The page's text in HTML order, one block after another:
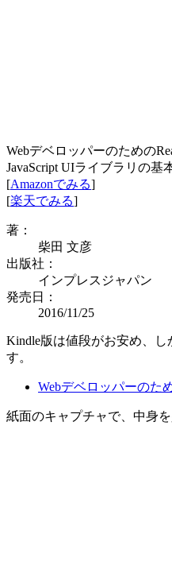
Webデベロッパーのための
JavaScript UIライブラリの基
[Amazonでみる]
[楽天でみる]
著：
柴田 文彦
出版社：
インプレスジャパン
発売日：
2016/11/25
Kindle版は値段がお安め、
す。
Webデベロッパーのた
紙面のキャプチャで、中身を